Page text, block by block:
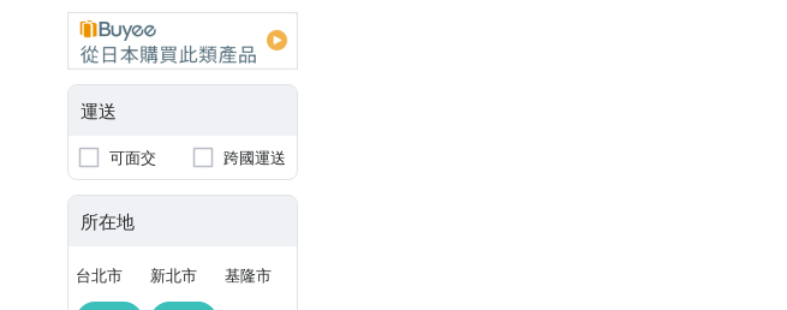
運送
可面交 跨國運送
所在地
台北市 新北市 基隆市